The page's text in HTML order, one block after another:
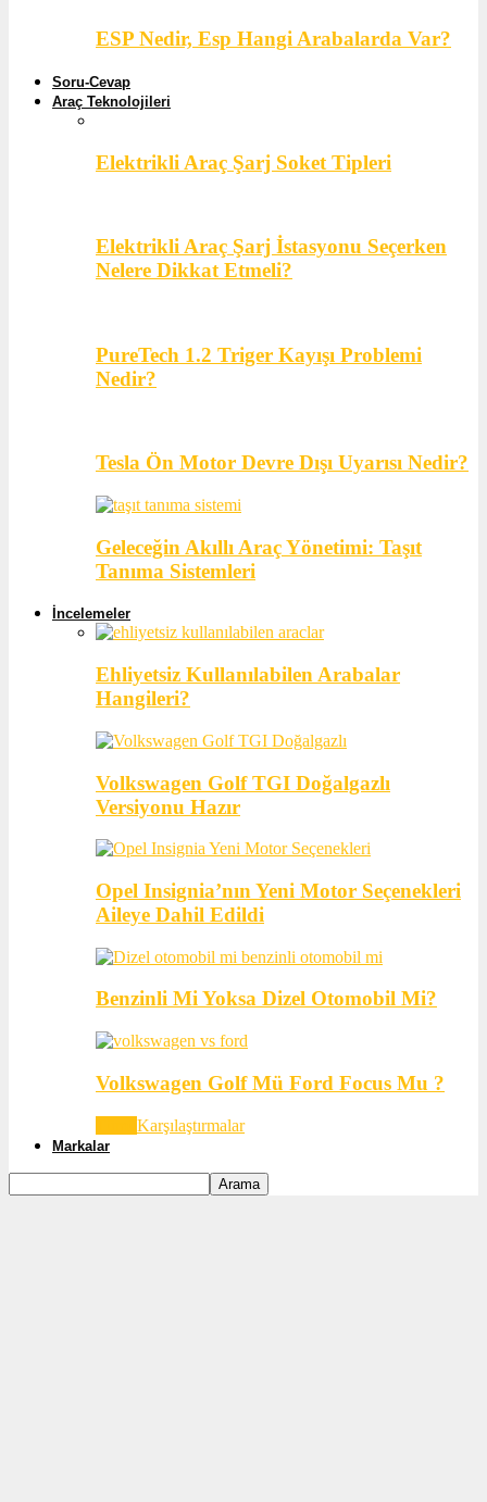
ESP Nedir, Esp Hangi Arabalarda Var?
Soru-Cevap
Araç Teknolojileri
Elektrikli Araç Şarj Soket Tipleri
Elektrikli Araç Şarj İstasyonu Seçerken
Nelere Dikkat Etmeli?
PureTech 1.2 Triger Kayışı Problemi
Nedir?
Tesla Ön Motor Devre Dışı Uyarısı Nedir?
Geleceğin Akıllı Araç Yönetimi: Taşıt
Tanıma Sistemleri
İncelemeler
Ehliyetsiz Kullanılabilen Arabalar
Hangileri?
Volkswagen Golf TGI Doğalgazlı
Versiyonu Hazır
Opel Insignia’nın Yeni Motor Seçenekleri
Aileye Dahil Edildi
Benzinli Mi Yoksa Dizel Otomobil Mi?
Volkswagen Golf Mü Ford Focus Mu ?
Karşılaştırmalar
Markalar